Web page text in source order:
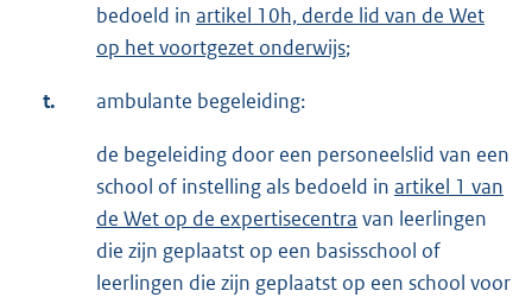
bedoeld in artikel 10h, derde lid van de Wet
op het voortgezet onderwijs;
t. ambulante begeleiding:
de begeleiding door een personeelslid van een
school of instelling als bedoeld in artikel 1 van
de Wet op de expertisecentra van leerlingen
die zijn geplaatst op een basisschool of
leerlingen die zijn geplaatst op een school voor